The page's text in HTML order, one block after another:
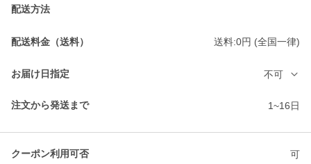
配送方法
配送料金（送料） 送料:0円 (全国一律)
お届け日指定 不可
注文から発送まで 1~16日
クーポン利用可否 可